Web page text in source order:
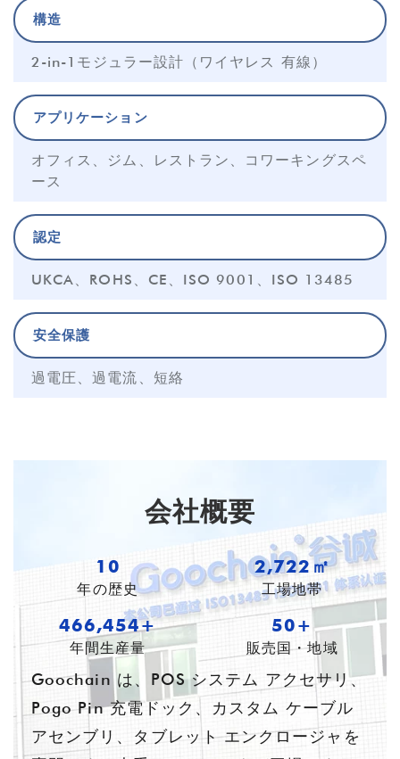
構造
2-in-1モジュラー設計（ワイヤレス 有線）
アプリケーション
オフィス、ジム、レストラン、コワーキングスペ
ース
認定
UKCA、ROHS、CE、ISO 9001、ISO 13485
安全保護
過電圧、過電流、短絡
会社概要
10
年の歴史
3,718㎡
工場地帯
637,043+
年間生産量
54+
販売国・地域
Goochain は、POS システム アクセサリ、
Pogo Pin 充電ドック、カスタム ケーブル
アセンブリ、タブレット エンクロージャを